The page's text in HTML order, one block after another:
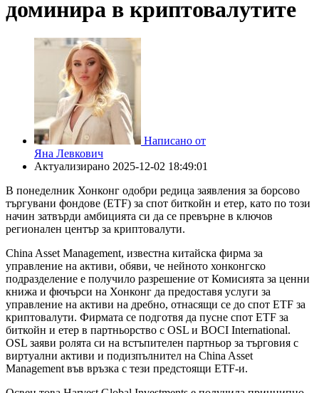
доминира в криптовалутите
Написано от
Яна Левкович
Актуализирано 2025-12-02 18:49:01
В понеделник Хонконг одобри редица заявления за борсово
търгувани фондове (ETF) за спот биткойн и етер, като по този
начин затвърди амбицията си да се превърне в ключов
регионален център за криптовалути.
China Asset Management, известна китайска фирма за
управление на активи, обяви, че нейното хонконгско
подразделение е получило разрешение от Комисията за ценни
книжа и фючърси на Хонконг да предоставя услуги за
управление на активи на дребно, отнасящи се до спот ETF за
криптовалути. Фирмата се подготвя да пусне спот ETF за
биткойн и етер в партньорство с OSL и BOCI International.
OSL заяви ролята си на встъпителен партньор за търговия с
виртуални активи и подизпълнител на China Asset
Management във връзка с тези предстоящи ETF-и.